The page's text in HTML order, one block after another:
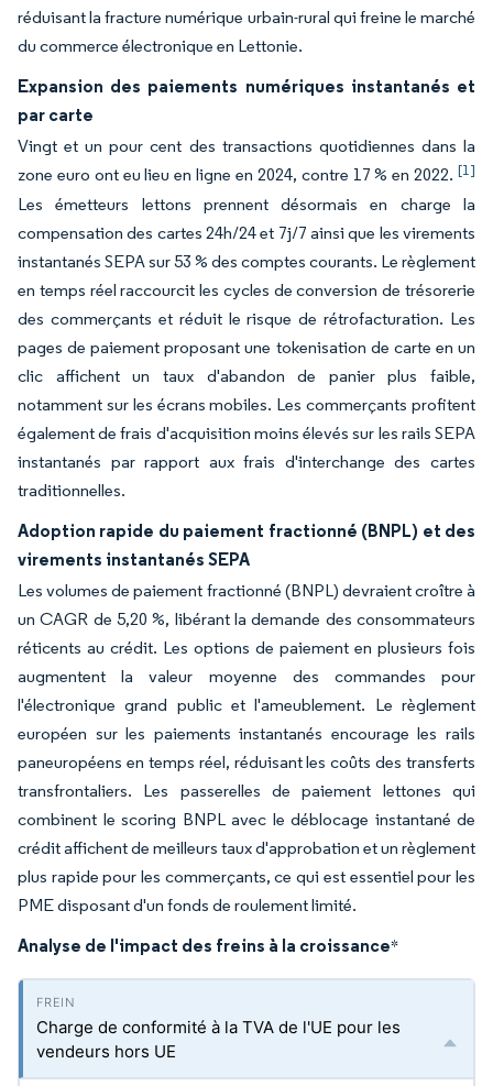
réduisant la fracture numérique urbain-rural qui freine le marché
du commerce électronique en Lettonie.
Expansion des paiements numériques instantanés et
par carte
Vingt et un pour cent des transactions quotidiennes dans la
zone euro ont eu lieu en ligne en 2024, contre 17 % en 2022. [1]
Les émetteurs lettons prennent désormais en charge la
compensation des cartes 24h/24 et 7j/7 ainsi que les virements
instantanés SEPA sur 53 % des comptes courants. Le règlement
en temps réel raccourcit les cycles de conversion de trésorerie
des commerçants et réduit le risque de rétrofacturation. Les
pages de paiement proposant une tokenisation de carte en un
clic affichent un taux d'abandon de panier plus faible,
notamment sur les écrans mobiles. Les commerçants profitent
également de frais d'acquisition moins élevés sur les rails SEPA
instantanés par rapport aux frais d'interchange des cartes
traditionnelles.
Adoption rapide du paiement fractionné (BNPL) et des
virements instantanés SEPA
Les volumes de paiement fractionné (BNPL) devraient croître à
un CAGR de 5,20 %, libérant la demande des consommateurs
réticents au crédit. Les options de paiement en plusieurs fois
augmentent la valeur moyenne des commandes pour
l'électronique grand public et l'ameublement. Le règlement
européen sur les paiements instantanés encourage les rails
paneuropéens en temps réel, réduisant les coûts des transferts
transfrontaliers. Les passerelles de paiement lettones qui
combinent le scoring BNPL avec le déblocage instantané de
crédit affichent de meilleurs taux d'approbation et un règlement
plus rapide pour les commerçants, ce qui est essentiel pour les
PME disposant d'un fonds de roulement limité.
Analyse de l'impact des freins à la croissance*
Charge de conformité à la TVA de l'UE pour les
vendeurs hors UE